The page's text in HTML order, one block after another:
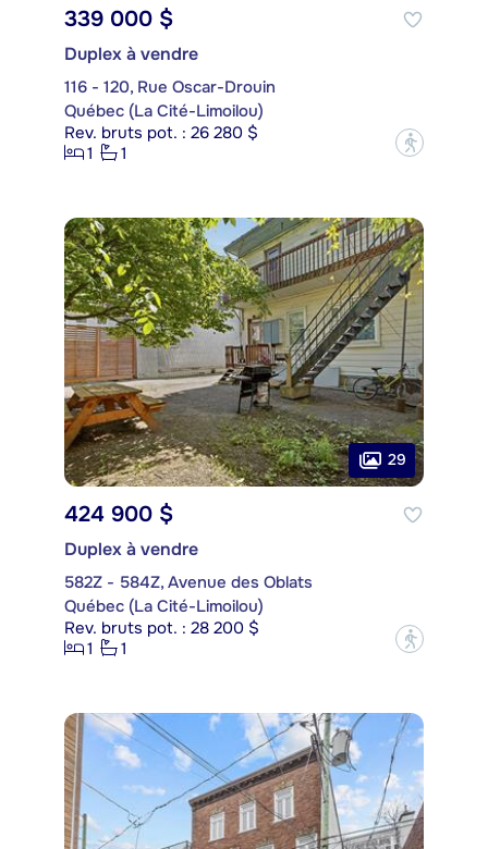
339 000 $
Duplex à vendre
116 - 120, Rue Oscar-Drouin
Québec (La Cité-Limoilou)
Rev. bruts pot. : 26 280 $
1
1 ?
29
424 900 $
Duplex à vendre
582Z - 584Z, Avenue des Oblats
Québec (La Cité-Limoilou)
Rev. bruts pot. : 28 200 $
1
1 ?